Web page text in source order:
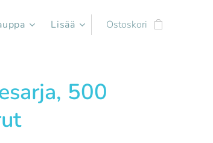
Lisää Ostoskori
500